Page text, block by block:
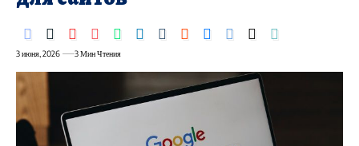
3 июня, 2026 3 Мин Чтения